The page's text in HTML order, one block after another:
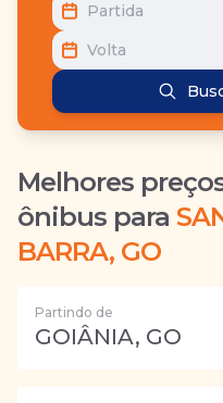
Partida
Volta
Melhores
ônibus para
BARRA, GO
Partindo de
GOIÂNIA, GO